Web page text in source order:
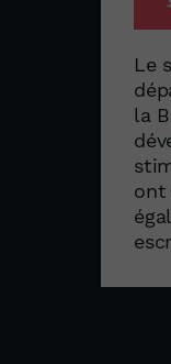
Le
la
ont